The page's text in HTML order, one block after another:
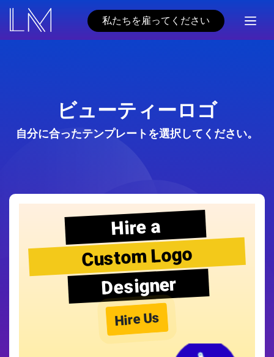
私たちを雇ってください
ビューティーロゴ
自分に合ったテンプレートを選択してください。
Hire a
Custom Logo
Designer
Hire Us